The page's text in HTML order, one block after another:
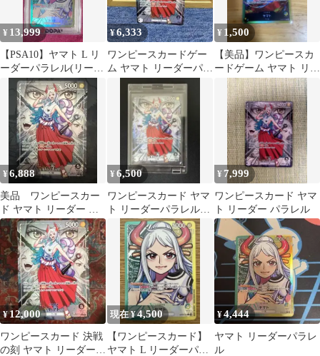
¥ 13,999
【PSA10】ヤマト L リ
ーダーパラレル(リーパ
ラ) OP06-022
¥6,333
ワンピースカードゲー
ム ヤマト リーダーパラ
¥ 1,500
【美品】ワンピースカ
ードゲーム ヤマト リー
ダー パラレル
¥6,888
美品 ワンピースカー
ド ヤマト リーダー パ
ラレル
¥6,500
ワンピースカード ヤマ
ト リーダーパラレル
OP16-079 センタリング
¥ 7,999
ワンピースカード ヤマ
ト リーダー パラレル
¥12,000
ワンピースカード 決戦
の刻 ヤマト リーダー
現在 ¥4,500
【ワンピースカード】
ヤマト L リーダーパラ
¥4,444
ヤマト リーダーパラレ
ル